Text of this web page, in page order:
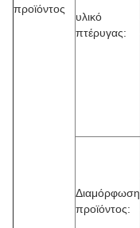
προϊόντος
υλικό
πτέρυγας:
Διαμόρφωση
προϊόντος: